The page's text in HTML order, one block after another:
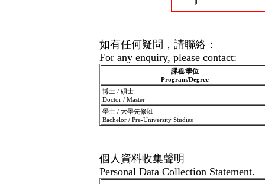
如有任何疑問，請聯絡：
For any enquiry, please contact:
課程/學位
Program/Degree
博士 / 碩士
Doctor / Master
學士 / 大學先修班
Bachelor / Pre-University Studies
個人資料收集聲明
Personal Data Collection Statement.